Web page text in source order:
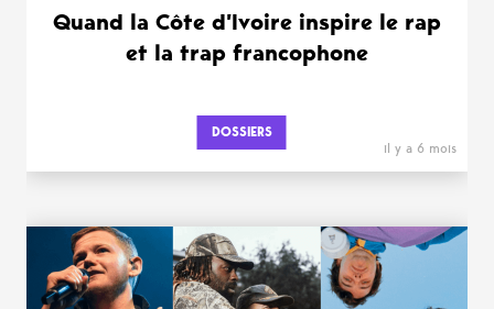
Quand la Côte d’Ivoire inspire le rap
et la trap francophone
DOSSIERS
il y a 6 mois